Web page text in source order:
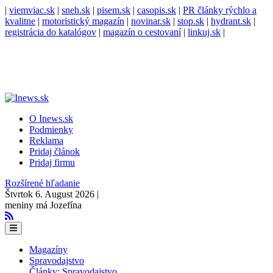
| viemviac.sk | sneh.sk | pisem.sk | casopis.sk | PR články rýchlo a
kvalitne | motoristický magazín | novinar.sk | stop.sk | hydrant.sk |
registrácia do katalógov | magazín o cestovaní| linkuj.sk |
O Inews.sk
Podmienky
Reklama
Pridaj článok
Pridaj firmu
Rozšírené hľadanie
Štvrtok 6. August 2026 |
meniny má Jozefína
Magazíny
Spravodajstvo